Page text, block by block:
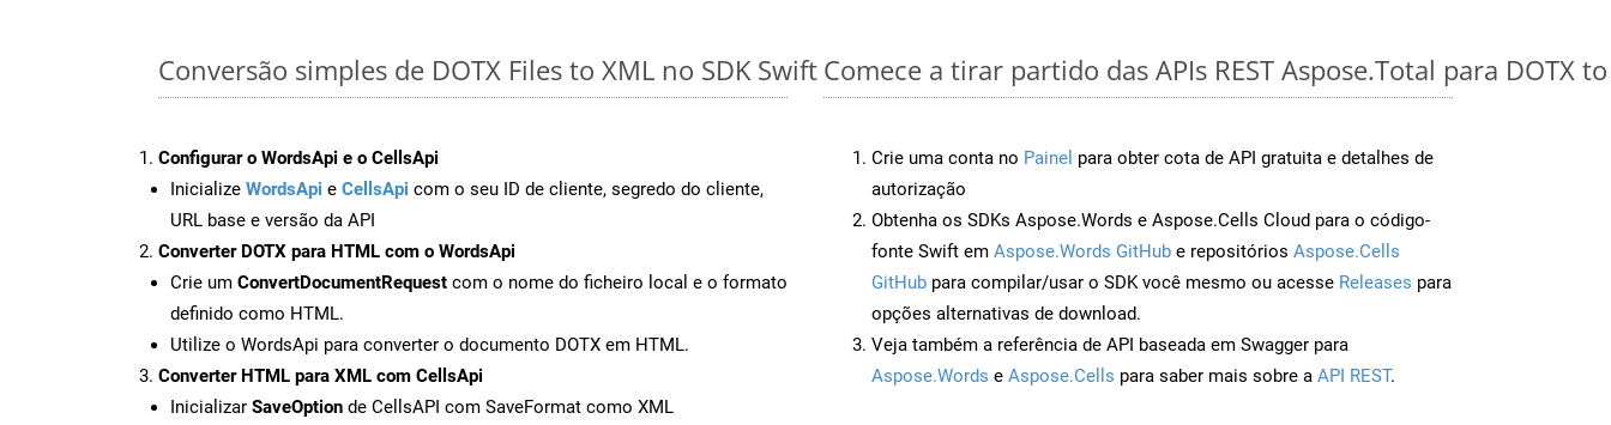
Conversão simples de DOTX Files to XML no SDK Swift
Configurar o WordsApi e o CellsApi
Inicialize WordsApi e CellsApi com o seu ID de cliente, segredo do cliente,
URL base e versão da API
Converter DOTX para HTML com o WordsApi
Crie um ConvertDocumentRequest com o nome do ficheiro local e o formato
definido como HTML.
Utilize o WordsApi para converter o documento DOTX em HTML.
Converter HTML para XML com CellsApi
Inicializar SaveOption de CellsAPI com SaveFormat como XML
Comece a tirar partido das APIs REST Aspose.Total para DOTX
Crie uma conta no Painel para obter cota de API gratuita e detalhes de
autorização
Obtenha os SDKs Aspose.Words e Aspose.Cells Cloud para o código-
fonte Swift em Aspose.Words GitHub e repositórios Aspose.Cells
GitHub para compilar/usar o SDK você mesmo ou acesse Releases para
opções alternativas de download.
Veja também a referência de API baseada em Swagger para
Aspose.Words e Aspose.Cells para saber mais sobre a API REST.